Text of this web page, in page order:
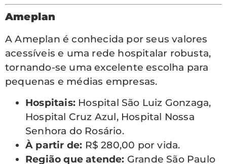
Ameplan
A Ameplan é conhecida por seus valores
acessíveis e uma rede hospitalar robusta,
tornando-se uma excelente escolha para
pequenas e médias empresas.
Hospitais: Hospital São Luiz Gonzaga,
Hospital Cruz Azul, Hospital Nossa
Senhora do Rosário.
À partir de: R$ 280,00 por vida.
Região que atende: Grande São Paulo